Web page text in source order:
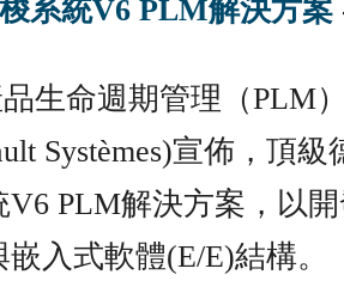
系統V6 PLM解決方案
生命週期管理（PLM
Systèmes)宣佈，頂
V6 PLM解決方案，以
入式軟體(E/E)結構。